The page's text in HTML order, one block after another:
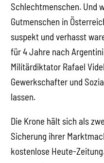
Schlechtmenschen. Und
Gutmenschen in
suspekt und verhasst
für 4 Jahre nach
Militärdiktator Rafael
Gewerkschafter und
lassen.
Die Krone hält sich als
Sicherung ihrer
kostenlose Heute-